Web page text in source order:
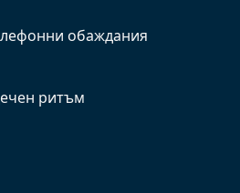
обаждания
ритъм